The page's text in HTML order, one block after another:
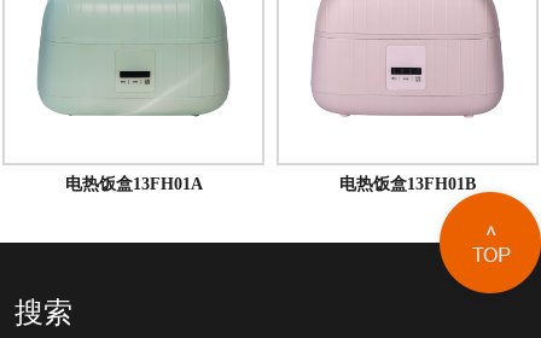
电热饭盒13FH01A 电热饭盒13FH01B
搜索